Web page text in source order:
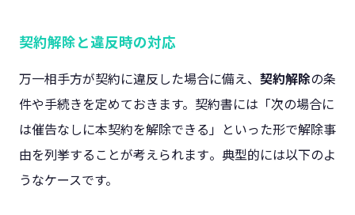
契約解除と違反時の対応
万一相手方が契約に違反した場合に備え、 契約解除の条
件や手続きを定めておきます。契約書には「次の場合に
は催告なしに本契約を解除できる」といった形で解除事
由を列挙することが考えられます​。典型的には以下のよ
うなケースです。